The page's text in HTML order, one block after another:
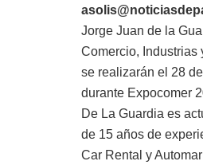
Jorge Juan de la
Comercio,
se realizarán el 28
durante Expocomer
De La Guardia es
de 15 años de
Car Rental y